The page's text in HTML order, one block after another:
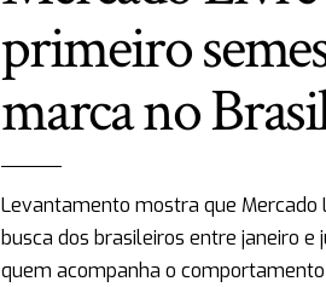
primeiro
marca no
Levantamento mostra que Mercado
busca dos brasileiros entre janeiro
quem acompanha o